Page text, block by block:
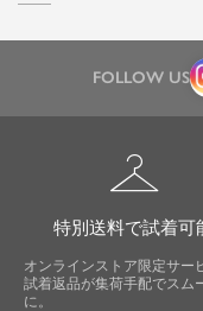
FOLLOW US
checkroom
特別送料で試着可
オンラインストア限定サー
試着返品が集荷手配でスム
に。